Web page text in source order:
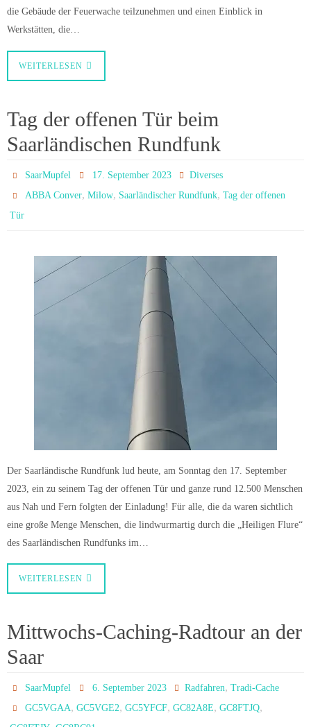
die Gebäude der Feuerwache teilzunehmen und einen Einblick in
Werkstätten, die…
WEITERLESEN
Tag der offenen Tür beim
Saarländischen Rundfunk
SaarMupfel 17. September 2023
Diverses
ABBA Conver,Milow, Saarländischer Rundfunk,Tag der offenen
Tür
Der Saarländische Rundfunk lud heute, am Sonntag den 17. September
2023, ein zu seinem Tag der offenen Tür und ganze rund 12.500 Menschen
aus Nah und Fern folgten der Einladung! Für alle, die da waren sichtlich
eine große Menge Menschen, die lindwurmartig durch die „Heiligen Flure“
des Saarländischen Rundfunks im…
WEITERLESEN
Mittwochs-Caching-Radtour an der
Saar
SaarMupfel 6. September 2023 Radfahren, Tradi-Cache
GC5VGAA,GC5VGE2,GC5YFCF,GC82A8E,GC8FTJQ,